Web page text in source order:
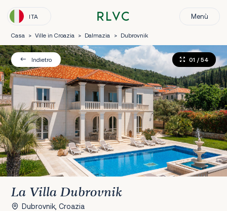
ITA Menù
Casa > Ville in Croazia > Dalmazia > Dubrovnik
Indietro 01 / 54
La Villa Dubrovnik
Dubrovnik, Croazia